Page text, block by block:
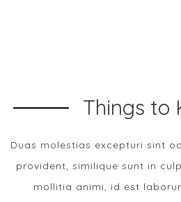
Things to
Duas molestias excepturi sint
provident, similique sunt in
mollitia animi, id est
Infant